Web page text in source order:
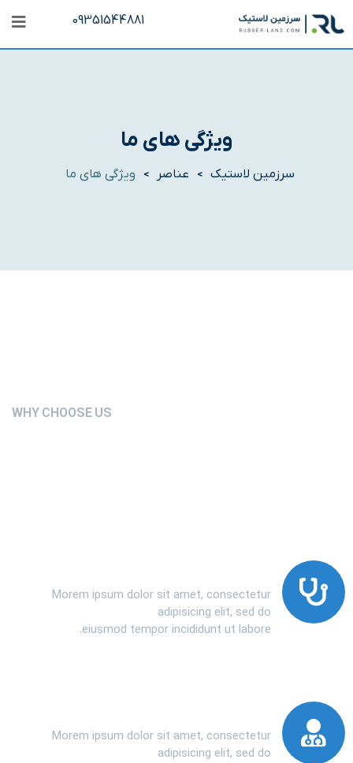
09351544881
ویژگی های ما
سرزمین لاستیک > عناصر > ویژگی های ما
WHY CHOOSE US
Morem ipsum dolor sit amet, consectetur
adipisicing elit, sed do
eiusmod tempor incididunt ut labore.
Morem ipsum dolor sit amet, consectetur
adipisicing elit, sed do